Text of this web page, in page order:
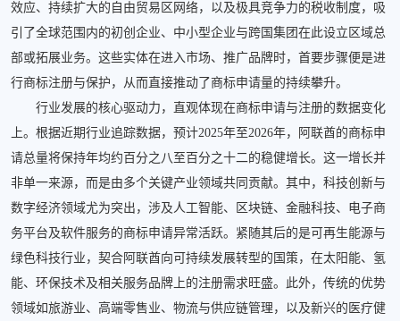
效应、持续扩大的自由贸易区网络，以及极具竞争力的税收制度，吸
引了全球范围内的初创企业、中小型企业与跨国集团在此设立区域总
部或拓展业务。这些实体在进入市场、推广品牌时，首要步骤便是进
行商标注册与保护，从而直接推动了商标申请量的持续攀升。
行业发展的核心驱动力，直观体现在商标申请与注册的数据变化
上。根据近期行业追踪数据，预计2025年至2026年，阿联酋的商标申
请总量将保持年均约百分之八至百分之十二的稳健增长。这一增长并
非单一来源，而是由多个关键产业领域共同贡献。其中，科技创新与
数字经济领域尤为突出，涉及人工智能、区块链、金融科技、电子商
务平台及软件服务的商标申请异常活跃。紧随其后的是可再生能源与
绿色科技行业，契合阿联酋向可持续发展转型的国策，在太阳能、氢
能、环保技术及相关服务品牌上的注册需求旺盛。此外，传统的优势
领域如旅游业、高端零售业、物流与供应链管理，以及新兴的医疗健